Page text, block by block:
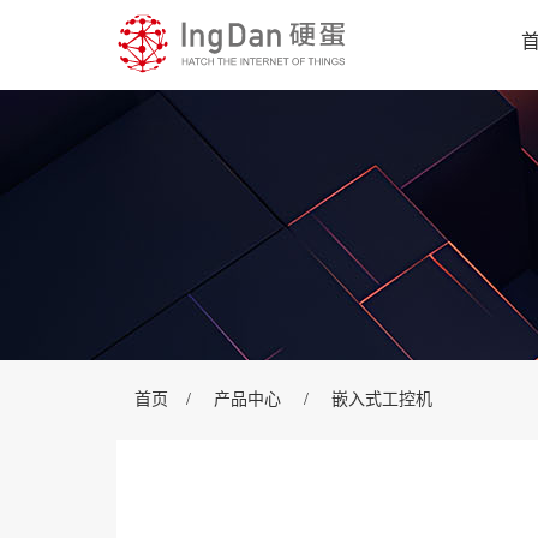
首页 / 产品中心 / 嵌入式工控机